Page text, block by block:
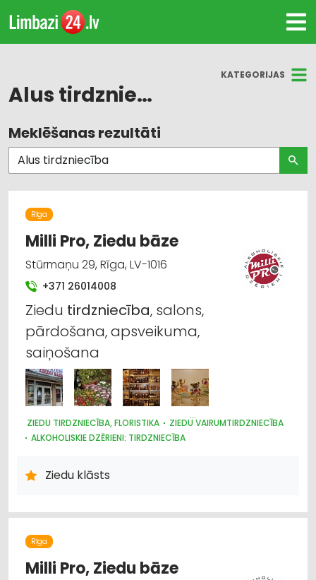
KATEGORIJAS
Alus tirdzniecība
Visas nozares
Alkoholiskie dzērieni: tirdzniecība
Ziedu vairumtirdzniecība
Alkoholiskie dzērieni: vairumtirdzniecība
Alus tirdzniecība
Apģērbi: rūpnieciskā ražošana, šūšana
Darba aizsardzības līdzekļi, formastērpi, darba
apģērbi un apavi; tirdzniecība
Iepakojums, iesaiņošana
Meklēšanas rezultāti
Rīga
Milli Pro, Ziedu bāze
Stūrmaņu 29, Rīga, LV-1016
+371 26014008
Ziedu tirdzniecība, salons,
pārdošana, apsveikuma,
saiņošana
ZIEDU TIRDZNIECĪBA, FLORISTIKA
ZIEDU VAIRUMTIRDZNIECĪBA
ALKOHOLISKIE DZĒRIENI: TIRDZNIECĪBA
ALUS TIRDZNIECĪBA
Ziedu klāsts
Rīga
Milli Pro, Ziedu bāze